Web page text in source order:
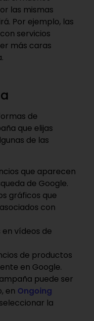
las mismas
Por ejemplo, las
servicios
más caras
de
que elijas
de las
que aparecen
de Google.
gráficos que
con
en vídeos de
de productos
en Google.
puede ser
en Ongoing
la